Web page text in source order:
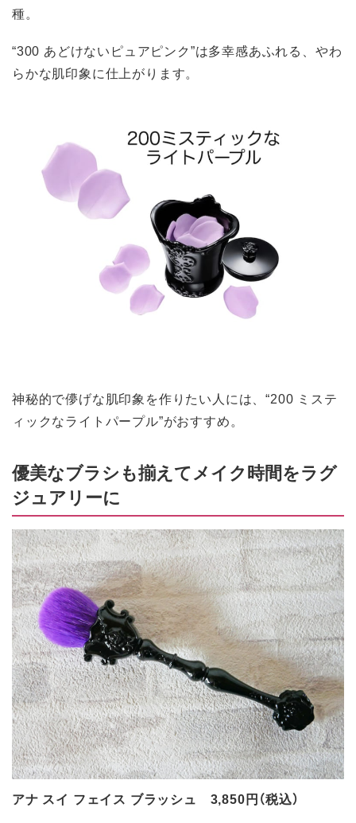
種。
“300 あどけないピュアピンク”は多幸感あふれる、やわ
らかな肌印象に仕上がります。
神秘的で儚げな肌印象を作りたい人には、“200 ミステ
ィックなライトパープル”がおすすめ。
優美なブラシも揃えてメイク時間をラグ
ジュアリーに
アナ スイ フェイス ブラッシュ 3,850円（税込）